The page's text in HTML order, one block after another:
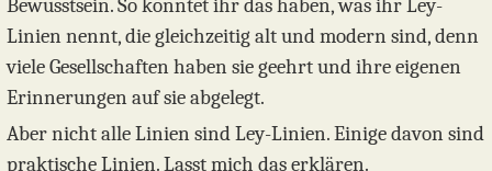
Bewusstsein. So könntet ihr das haben, was ihr Ley-
Linien nennt, die gleichzeitig alt und modern sind, denn
viele Gesellschaften haben sie geehrt und ihre eigenen
Erinnerungen auf sie abgelegt.
Aber nicht alle Linien sind Ley-Linien. Einige davon sind
praktische Linien. Lasst mich das erklären.